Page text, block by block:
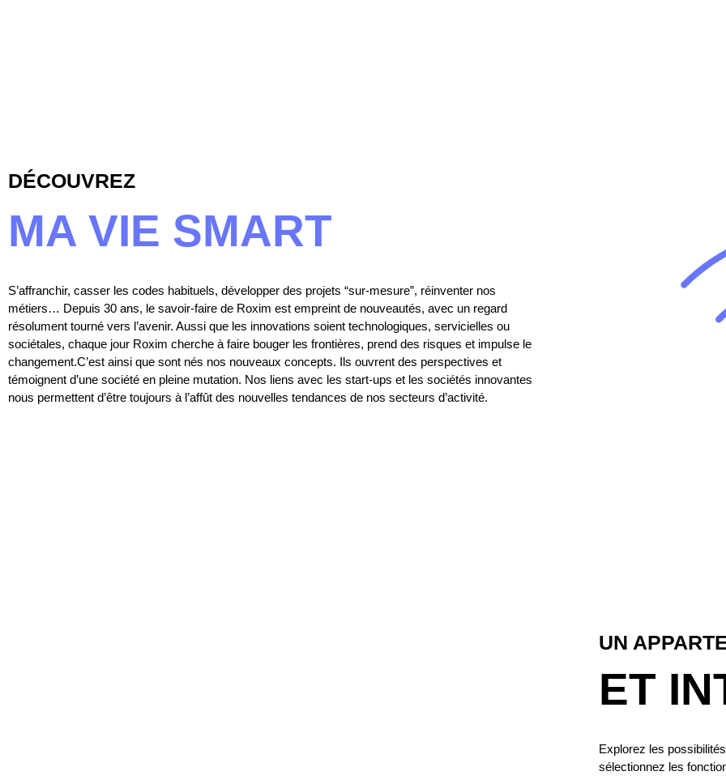
DÉCOUVREZ
MA VIE SMART
S’affranchir, casser les codes habituels, développer des projets “sur-mesure”, réinventer nos
métiers… Depuis 30 ans, le savoir-faire de Roxim est empreint de nouveautés, avec un regard
résolument tourné vers l’avenir. Aussi que les innovations soient technologiques, servicielles ou
sociétales, chaque jour Roxim cherche à faire bouger les frontières, prend des risques et impulse le
changement.C’est ainsi que sont nés nos nouveaux concepts. Ils ouvrent des perspectives et
témoignent d’une société en pleine mutation. Nos liens avec les start-ups et les sociétés innovantes
nous permettent d’être toujours à l’affût des nouvelles tendances de nos secteurs d’activité.
UN
ET
Explorez les
sélectionnez les